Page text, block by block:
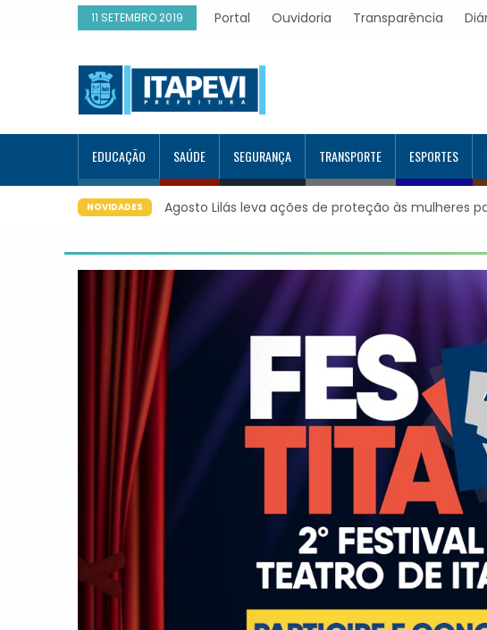
11 SETEMBRO 2019 Portal Ouvidoria Transparência
EDUCAÇÃO SAÚDE SEGURANÇA TRANSPORTE ESPORTES
NOVIDADES
para os bairros de ItapeviPrefeitura de Itapevi implanta confirmação de